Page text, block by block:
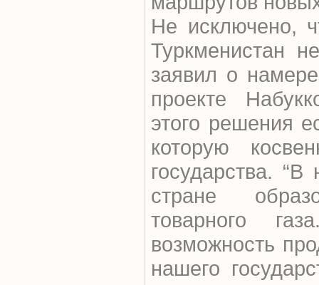
Не исключено,
Туркменистан
заявил о
проекте
этого решения
которую
государства.
стране
товарного
возможность
нашего